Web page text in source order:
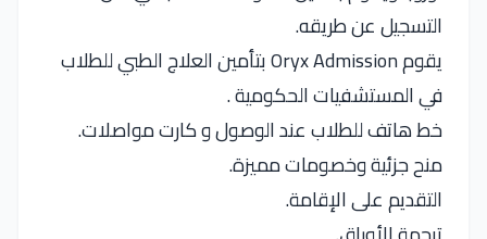
التسجيل عن طريقه.
يقوم Oryx Admission بتأمين العلاج الطبي للطلاب
في المستشفيات الحكومية .
خط هاتف للطلاب عند الوصول و كارت مواصلات.
منح جزئية وخصومات مميزة.
التقديم على الإقامة.